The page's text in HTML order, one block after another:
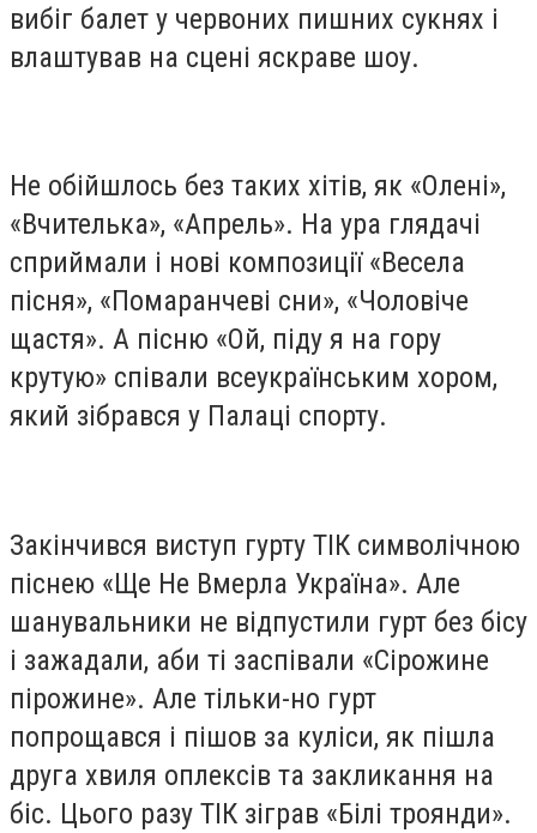
вибіг балет у червоних пишних сукнях і
влаштував на сцені яскраве шоу.
Не обійшлось без таких хітів, як «Олені»,
«Вчителька», «Апрель». На ура глядачі
сприймали і нові композиції «Весела
пісня», «Помаранчеві сни», «Чоловіче
щастя». А пісню «Ой, піду я на гору
крутую» співали всеукраїнським хором,
який зібрався у Палаці спорту.
Закінчився виступ гурту ТІК символічною
піснею «Ще Не Вмерла Україна». Але
шанувальники не відпустили гурт без бісу
і зажадали, аби ті заспівали «Сірожине
пірожине». Але тільки-но гурт
попрощався і пішов за куліси, як пішла
друга хвиля оплексів та закликання на
біс. Цього разу ТІК зіграв «Білі троянди».